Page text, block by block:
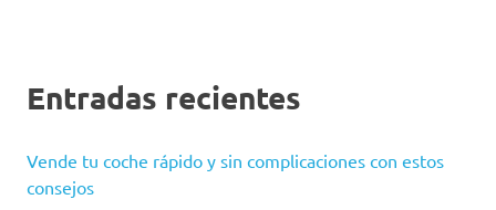
Entradas recientes
Vende tu coche rápido y sin complicaciones con estos
consejos